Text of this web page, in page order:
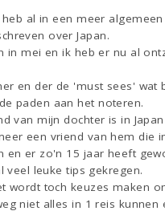
heb al in een meer
over Japan.
in mei en ik heb er nu al
en der de 'must sees' wat
paden aan het noteren.
van mijn dochter is in
een vriend van hem die
en er zo'n 15 jaar heeft
veel leuke tips gekregen.
wordt toch keuzes maken
niet alles in 1 reis kunnen